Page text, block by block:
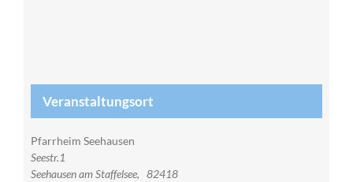
Veranstaltungsort
Pfarrheim Seehausen
Seestr.1
Seehausen am Staffelsee, 82418